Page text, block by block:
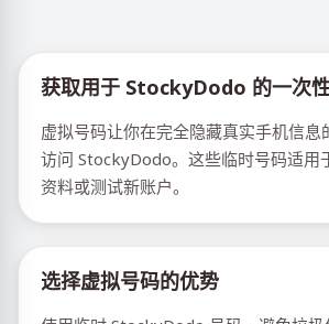
获取用于 StockyDodo 的一次性
虚拟号码让你在完全隐藏真实手机信息
访问 StockyDodo。这些临时号码适用
资料或测试新账户。
选择虚拟号码的优势